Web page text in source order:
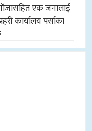
एक जनालाई
कार्यालय पर्साका